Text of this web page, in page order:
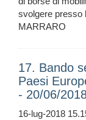
svolgere presso
MARRARO
17. Bando
Paesi
- 20/06/
16-lug-2018